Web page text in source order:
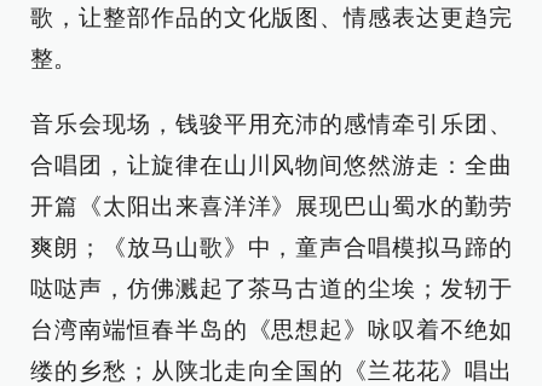
歌，让整部作品的文化版图、情感表达更趋完
整。
音乐会现场，钱骏平用充沛的感情牵引乐团、
合唱团，让旋律在山川风物间悠然游走：全曲
开篇《太阳出来喜洋洋》展现巴山蜀水的勤劳
爽朗；《放马山歌》中，童声合唱模拟马蹄的
哒哒声，仿佛溅起了茶马古道的尘埃；发轫于
台湾南端恒春半岛的《思想起》咏叹着不绝如
缕的乡愁；从陕北走向全国的《兰花花》唱出